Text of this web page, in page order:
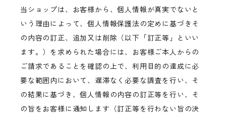
当ショップは、お客様から、個人情報が真実でないと
いう理由によって、個人情報保護法の定めに基づきそ
の内容の訂正、追加又は削除（以下「訂正等」といい
ます。）を求められた場合には、お客様ご本人からの
ご請求であることを確認の上で、利用目的の達成に必
要な範囲内において、遅滞なく必要な調査を行い、そ
の結果に基づき、個人情報の内容の訂正等を行い、そ
の旨をお客様に通知します（訂正等を行わない旨の決